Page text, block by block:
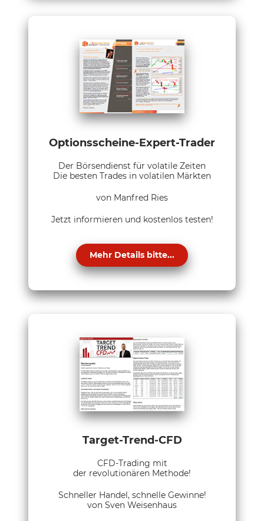
Optionsscheine-Expert-Trader
Der Börsendienst für volatile Zeiten
Die besten Trades in volatilen Märkten
von Manfred Ries
Jetzt informieren und kostenlos testen!
Mehr Details bitte...
Target-Trend-CFD
CFD-Trading mit
der revolutionären Methode!
Schneller Handel, schnelle Gewinne!
von Sven Weisenhaus